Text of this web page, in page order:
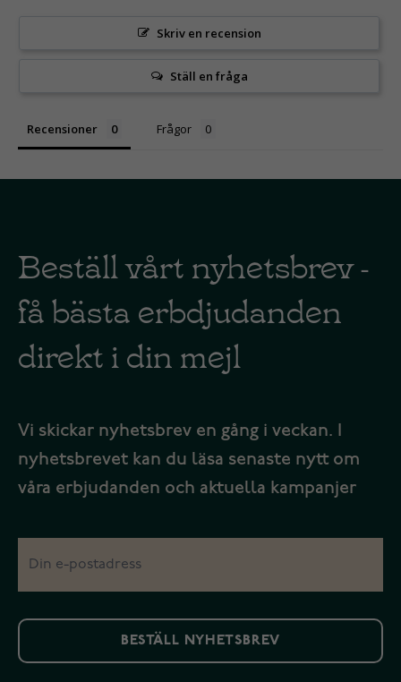
Skriv en recension
Ställ en fråga
Recensioner Frågor
Beställ vårt nyhetsbrev -
få bästa erbdjudanden
direkt i din mejl
Vi skickar nyhetsbrev en gång i veckan. I
nyhetsbrevet kan du läsa senaste nytt om
våra erbjudanden och aktuella kampanjer
BESTÄLL NYHETSBREV